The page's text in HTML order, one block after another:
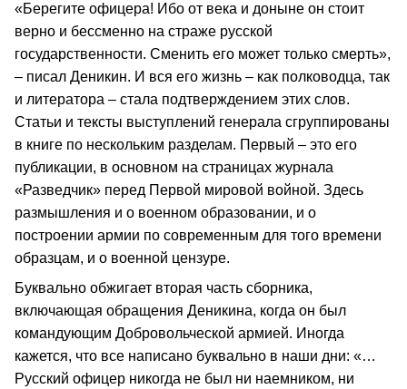
«Берегите офицера! Ибо от века и доныне он стоит
верно и бессменно на страже русской
государственности. Сменить его может только смерть»,
– писал Деникин. И вся его жизнь – как полководца, так
и литератора – стала подтверждением этих слов.
Статьи и тексты выступлений генерала сгруппированы
в книге по нескольким разделам. Первый – это его
публикации, в основном на страницах журнала
«Разведчик» перед Первой мировой войной. Здесь
размышления и о военном образовании, и о
построении армии по современным для того времени
образцам, и о военной цензуре.
Буквально обжигает вторая часть сборника,
включающая обращения Деникина, когда он был
командующим Добровольческой армией. Иногда
кажется, что все написано буквально в наши дни: «…
Русский офицер никогда не был ни наемником, ни